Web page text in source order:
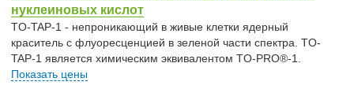
нуклеиновых кислот
TO-TAP-1 - непроникающий в живые клетки ядерный
краситель с флуоресценцией в зеленой части спектра. TO-
TAP-1 является химическим эквивалентом TO-PRO®-1.
Показать цены